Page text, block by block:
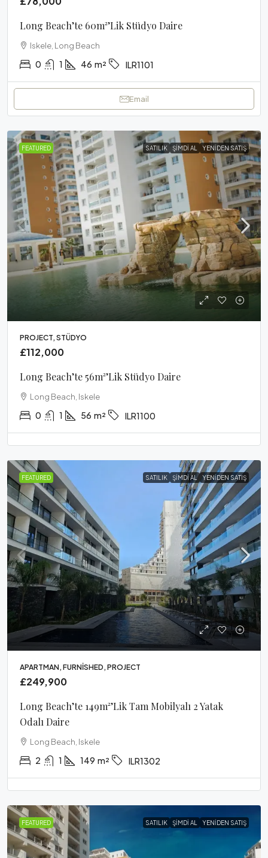
Long Beach’te 60m²’lik Stüdyo Daire
Iskele, Long Beach
0 1 46 m² ILR1101
Email
FEATURED SATILIK ŞIMDI AL YENIDEN SATIŞ
PROJECT, STÜDYO
£112,000
Long Beach’te 56m²’lik Stüdyo Daire
Long Beach, Iskele
0 1 56 m² ILR1100
FEATURED SATILIK ŞIMDI AL YENIDEN SATIŞ
APARTMAN, FURNISHED, PROJECT
£249,900
Long Beach’te 149m²’lik Tam Mobilyalı 2 Yatak
Odalı Daire
Long Beach, Iskele
2 1 149 m² ILR1302
FEATURED SATILIK ŞIMDI AL YENIDEN SATIŞ